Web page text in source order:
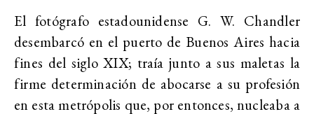
El fotógrafo estadounidense G. W. Chandler
desembarcó en el puerto de Buenos Aires hacia
fines del siglo XIX; traía junto a sus maletas la
firme determinación de abocarse a su profesión
en esta metrópolis que, por entonces, nucleaba a